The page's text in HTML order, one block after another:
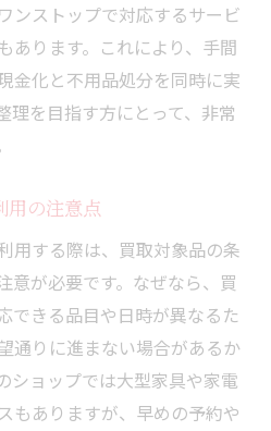
ンストップで対応するサービ
あります。これにより、手間
金化と不用品処分を同時に実
理を目指す方にとって、非常
用の注意点
用する際は、買取対象品の条
意が必要です。なぜなら、買
できる品目や日時が異なるた
通りに進まない場合があるか
ショップでは大型家具や家電
もありますが、早めの予約や